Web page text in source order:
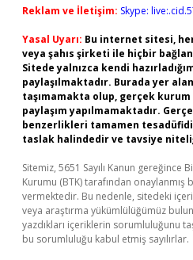
Reklam ve İletişim: Skype:
Yasal Uyarı: Bu internet sitesi,
veya şahıs şirketi ile hiçbir
Sitede yalnızca kendi
paylaşılmaktadır. Burada yer
taşımamakta olup, gerçek
paylaşım yapılmamaktadır.
benzerlikleri tamamen
taslak halindedir ve tavsiye
Sitemiz, 5651 Sayılı Kanun gereğince
Kurumu (BTK) tarafından onaylanmış
vermektedir. Bu nedenle, sitedeki
veya araştırma yükümlülüğümüz
yazdıkları içeriklerin sorumluluğunu
bu sorumluluğu kabul etmiş sayılırlar.